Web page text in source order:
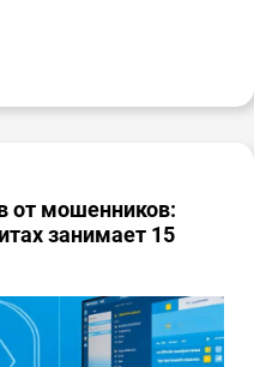
от мошенников:
занимает 15